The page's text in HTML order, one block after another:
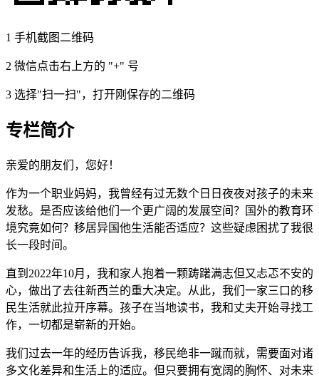
1 手机截图二维码
2 微信点击右上方的 "+" 号
3 选择"扫一扫"，打开刚保存的二维码
专栏简介
亲爱的朋友们，您好！
作为一个职业妈妈，我曾经有过无数个日日夜夜对孩子的未来
发愁。是否应该给他们一个更广阔的发展空间？国外的教育环
境究竟如何？移居异国他生活能否适应？这些疑虑困扰了我很
长一段时间。
直到2022年10月，我和家人抱着一颗踌躇满志但又忐忑不安的
心，做出了去往新西兰的重大决定。从此，我们一家三口的移
民生活就此拉开序幕。孩子在当地读书，我和丈夫开始寻找工
作，一切都是崭新的开始。
我们过去一年的经历告诉我，移民绝非一蹴而就，需要面对诸
多文化差异和生活上的适应。但只要拥有宽阔的胸怀、对未来